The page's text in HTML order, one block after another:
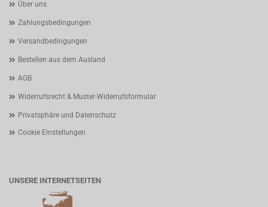
Über uns
Zahlungsbedingungen
Versandbedingungen
Bestellen aus dem Ausland
AGB
Widerrufsrecht & Muster-Widerrufsformular
Privatsphäre und Datenschutz
Cookie Einstellungen
UNSERE INTERNETSEITEN